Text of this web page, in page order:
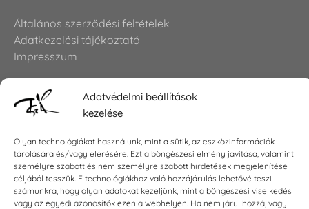
Adatvédelmi beállítások
kezelése
Olyan technológiákat használunk, mint a sütik, az eszközinformációk
tárolására és/vagy elérésére. Ezt a böngészési élmény javítása, valamint
személyre szabott és nem személyre szabott hirdetések megjelenítése
céljából tesszük. E technológiákhoz való hozzájárulás lehetővé teszi
számunkra, hogy olyan adatokat kezeljünk, mint a böngészési viselkedés
vagy az egyedi azonosítók ezen a webhelyen. Ha nem járul hozzá, vagy
Általános szerződési feltételek
Adatkezelési tájékoztató
Impresszum
KAPCSOLAT
E-mail:shop@torokszilvi.com
Telefon: +36 30 6767872
KÖZÖSSÉGI